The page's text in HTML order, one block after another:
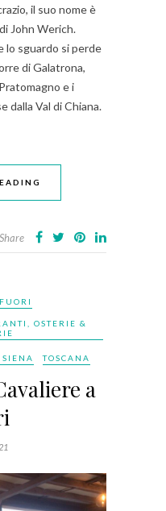
il suo nome è
John Werich.
lo sguardo si perde
di Galatrona,
e i
dalla Val di Chiana.
Share
OSTERIE &
TOSCANA
a